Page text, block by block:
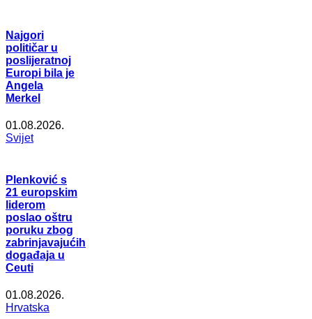
Najgori
političar u
poslijeratnoj
Europi bila je
Angela
Merkel
01.08.2026.
Svijet
Plenković s
21 europskim
liderom
poslao oštru
poruku zbog
zabrinjavajućih
događaja u
Ceuti
01.08.2026.
Hrvatska